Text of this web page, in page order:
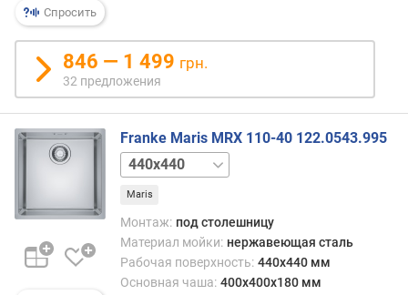
т
е
д
о
б
а
в
л
и
п
Спросить
846 — 1 499 грн.
32 предложения
Franke Maris MRX 110-40 122.0543.995
540x440740x440
Maris
Монтаж: под столешницу
Материал мойки: нержавеющая сталь
Рабочая поверхность: 440x440 мм
Основная чаша: 400х400х180 мм